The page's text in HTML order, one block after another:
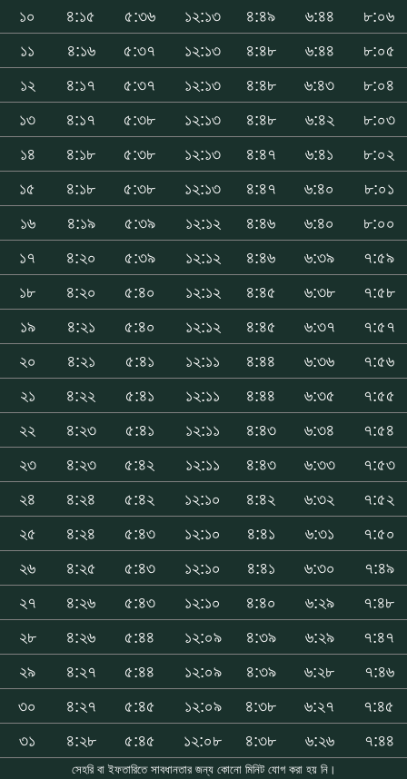
১০
৪:১৫ ৫:৩৬ ১২:১৩ ৪:৪৯ ৬:৪৪
৮:০৬
১১
৪:১৬ ৫:৩৭ ১২:১৩ ৪:৪৮ ৬:৪৪
৮:০৫
১২
৪:১৭ ৫:৩৭ ১২:১৩ ৪:৪৮ ৬:৪৩
৮:০৪
১৩
৪:১৭ ৫:৩৮ ১২:১৩ ৪:৪৮ ৬:৪২
৮:০৩
১৪
৪:১৮ ৫:৩৮ ১২:১৩ ৪:৪৭ ৬:৪১
৮:০২
১৫
৪:১৮ ৫:৩৮ ১২:১৩ ৪:৪৭ ৬:৪০
৮:০১
১৬
৪:১৯ ৫:৩৯ ১২:১২ ৪:৪৬ ৬:৪০
৮:০০
১৭
৪:২০ ৫:৩৯ ১২:১২ ৪:৪৬ ৬:৩৯
৭:৫৯
১৮
৪:২০ ৫:৪০ ১২:১২ ৪:৪৫ ৬:৩৮
৭:৫৮
১৯
৪:২১ ৫:৪০ ১২:১২ ৪:৪৫ ৬:৩৭
৭:৫৭
২০
৪:২১ ৫:৪১ ১২:১১ ৪:৪৪ ৬:৩৬
৭:৫৬
২১
৪:২২ ৫:৪১ ১২:১১ ৪:৪৪ ৬:৩৫
৭:৫৫
২২
৪:২৩ ৫:৪১ ১২:১১ ৪:৪৩ ৬:৩৪
৭:৫৪
২৩
৪:২৩ ৫:৪২ ১২:১১ ৪:৪৩ ৬:৩৩
৭:৫৩
২৪
৪:২৪ ৫:৪২ ১২:১০ ৪:৪২ ৬:৩২
৭:৫২
২৫
৪:২৪ ৫:৪৩ ১২:১০ ৪:৪১ ৬:৩১
৭:৫০
২৬
৪:২৫ ৫:৪৩ ১২:১০ ৪:৪১ ৬:৩০
৭:৪৯
২৭
৪:২৬ ৫:৪৩ ১২:১০ ৪:৪০ ৬:২৯
৭:৪৮
২৮
৪:২৬ ৫:৪৪ ১২:০৯ ৪:৩৯ ৬:২৯
৭:৪৭
২৯
৪:২৭ ৫:৪৪ ১২:০৯ ৪:৩৯ ৬:২৮
৭:৪৬
৩০
৪:২৭ ৫:৪৫ ১২:০৯ ৪:৩৮ ৬:২৭
৭:৪৫
৩১
৪:২৮ ৫:৪৫ ১২:০৮ ৪:৩৮ ৬:২৬ ৭:৪৪
সেহরি বা ইফতারিতে সাবধানতার জন্য কোনো মিনিট যোগ করা হয় নি।